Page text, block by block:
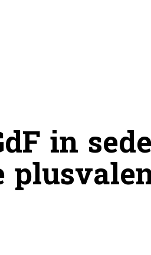
in